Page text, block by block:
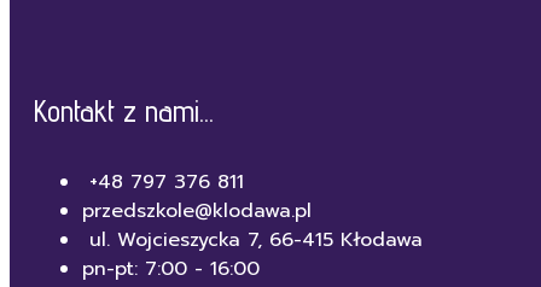
Kontakt z nami...
+48 797 376 811
przedszkole@klodawa.pl
ul. Wojcieszycka 7, 66-415 Kłodawa
pn-pt: 7:00 - 16:00